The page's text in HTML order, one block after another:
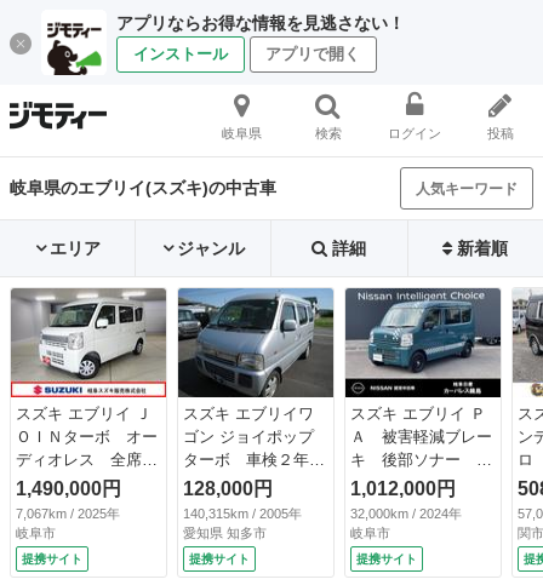
アプリならお得な情報を見逃さない！
インストール アプリで開く
岐阜県 検索 ログイン 投稿
岐阜県のエブリイ(スズキ)の中古車 人気キーワード
エリア ジャンル 詳細 新着順
スズキ エブリイ Ｊ
ＯＩＮターボ オー
ディオレス 全席パ
ワーウインドウ マ
ット 認定中古車
セーフティーサポー
ト リヤパーキング
センサー オーディ
1,490,000円
7,067km / 2025年
岐阜市
提携サイト
スズキ エブリイワ
ゴン ジョイポップ
ターボ 車検２年
ハイルーフ タイミ
ングチェーン キー
レス ターボ ハイ
ルーフ 純正アル
ミ ナビ プライバ
128,000円
140,315km / 2005年
愛知県 知多市
提携サイト
スズキ エブリイ Ｐ
Ａ 被害軽減ブレー
キ 後部ソナー 車
線逸脱警報 ハイビ
ームアシスト 社外
メモリーナビ ＥＴ
Ｃ アイドリングス
トップ リモコンキ
1,012,000円
32,000km / 2024年
岐阜市
提携サイト
ス
ン
ロ
側
ン
人
Ｔ
関市
提